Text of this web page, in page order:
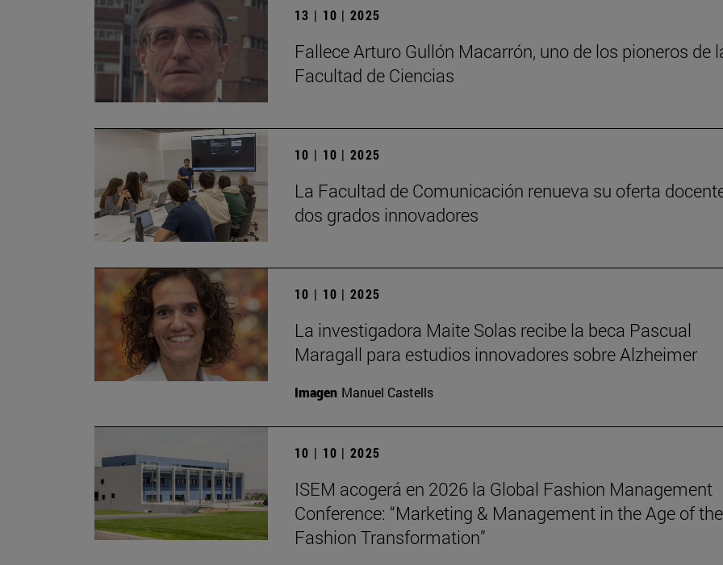
13 | 10 | 2025
Fallece Arturo Gullón Macarrón, uno de los pioneros de
Facultad de Ciencias
10 | 10 | 2025
La Facultad de Comunicación renueva su oferta
dos grados innovadores
10 | 10 | 2025
La investigadora Maite Solas recibe la beca Pascual
Maragall para estudios innovadores sobre Alzheimer
Imagen Manuel Castells
10 | 10 | 2025
ISEM acogerá en 2026 la Global Fashion Management
Conference: “Marketing & Management in the Age of
Fashion Transformation”